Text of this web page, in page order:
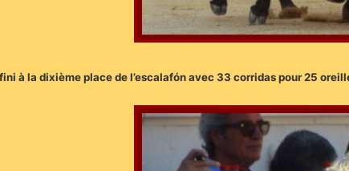
à la dixième place de l’escalafón avec 33 corridas pour 25